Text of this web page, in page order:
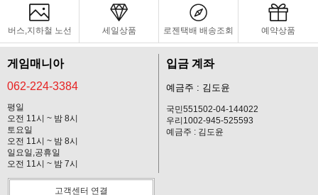
버스,지하철 노선 세일상품 로젠택배 배송조회 예약상품
게임매니아
062-224-3384
평일
오전 11시 ~ 밤 8시
토요일
오전 11시 ~ 밤 8시
일요일,공휴일
오전 11시 ~ 밤 7시
입금 계좌
예금주 : 김도윤
국민551502-04-144022
우리1002-945-525593
예금주 : 김도윤
고객센터 연결